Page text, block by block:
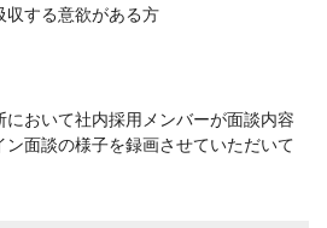
収する意欲がある方
おいて社内採用メンバーが面談内容
面談の様子を録画させていただいて